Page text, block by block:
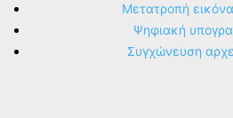
Μετατροπή
Ψηφιακή
Συγχώνευση